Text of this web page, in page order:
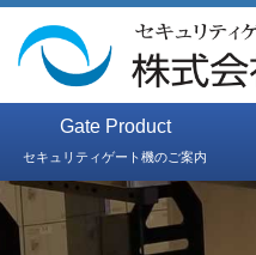
Gate Product
セキュリティゲート機のご案内